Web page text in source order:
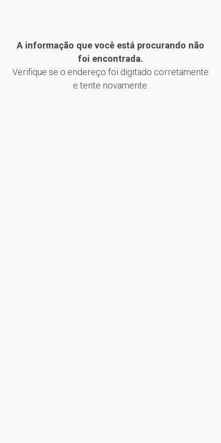
A informação que você está procurando não
foi encontrada.
Verifique se o endereço foi digitado corretamente
e tente novamente.